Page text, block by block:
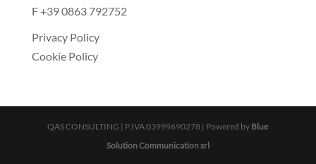
F +39 0863 792752
Privacy Policy
Cookie Policy
QAS CONSULTING | P.IVA 03999690278 | Powered by Blue
Solution Communication srl